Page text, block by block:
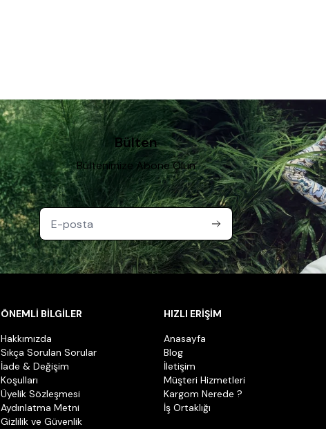
Bülten
Bültenimize Abone Olun
ÖNEMLİ BİLGİLER
Hakkımızda
Sıkça Sorulan Sorular
İade & Değişim
Koşulları
Üyelik Sözleşmesi
Aydınlatma Metni
Gizlilik ve Güvenlik
HIZLI ERİŞİM
Anasayfa
Blog
İletişim
Müşteri Hizmetleri
Kargom Nerede ?
İş Ortaklığı